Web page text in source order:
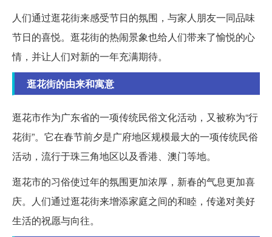
人们通过逛花街来感受节日的氛围，与家人朋友一同品味
节日的喜悦。逛花街的热闹景象也给人们带来了愉悦的心
情，并让人们对新的一年充满期待。
逛花街的由来和寓意
逛花市作为广东省的一项传统民俗文化活动，又被称为“行
花街”。它在春节前夕是广府地区规模最大的一项传统民俗
活动，流行于珠三角地区以及香港、澳门等地。
逛花市的习俗使过年的氛围更加浓厚，新春的气息更加喜
庆。人们通过逛花街来增添家庭之间的和睦，传递对美好
生活的祝愿与向往。